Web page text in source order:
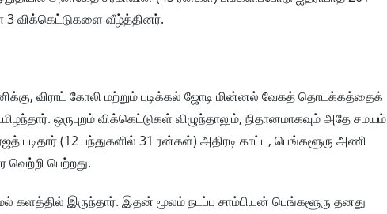
3 விக்கெட்டுகளை வீழ்த்தினர்.
விராட் கோலி மற்றும் படிக்கல் ஜோடி மின்னல் வேகத் தொடக்கத்தைக்
ஒருபுறம் விக்கெட்டுகள் விழுந்தாலும், நிதானமாகவும் அதே சமயம்
படிதார் (12 பந்துகளில் 31 ரன்கள்) அதிரடி காட்ட, பெங்களூரு அணி
பெற்றது.
களத்தில் இருந்தார். இதன் மூலம் நடப்பு சாம்பியன் பெங்களூரு தனது